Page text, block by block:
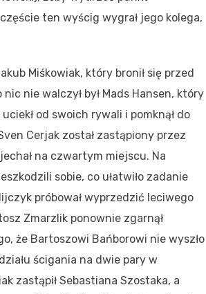
ten wyścig wygrał jego kolega,
Miśkowiak, który bronił się przed
nie walczył był Mads Hansen, który
od swoich rywali i pomknął do
Cerjak został zastąpiony przez
na czwartym miejscu. Na
sobie, co ułatwiło zadanie
próbował wyprzedzić leciwego
Zmarzlik ponownie zgarnął
że Bartoszowi Bańborowi nie wyszło
ścigania na dwie pary w
zastąpił Sebastiana Szostaka, a